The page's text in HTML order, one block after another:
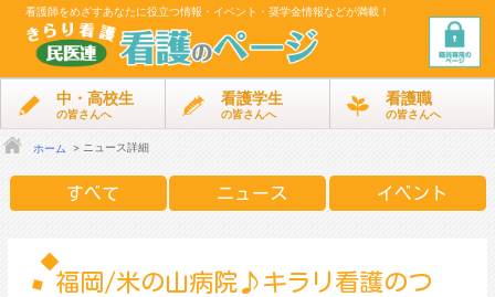
看護師をめざすあなたに役立つ情報・イベント・奨学金情報などが満載！
中・高校生
の皆さんへ
看護学生
の皆さんへ
看護職
の皆さんへ
ホーム ニュース詳細
すべて ニュース イベント
福岡/米の山病院♪キラリ看護のつ